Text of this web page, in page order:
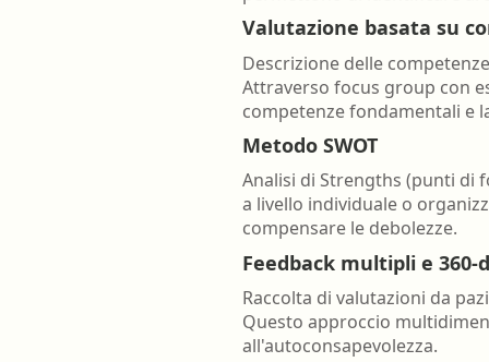
Valutazione basata su
Descrizione delle
Attraverso focus group con
competenze fondamentali e
Metodo SWOT
Analisi di Strengths (punti di
a livello individuale o
compensare le debolezze.
Feedback multipli e
Raccolta di valutazioni da
Questo approccio
all'autoconsapevolezza.